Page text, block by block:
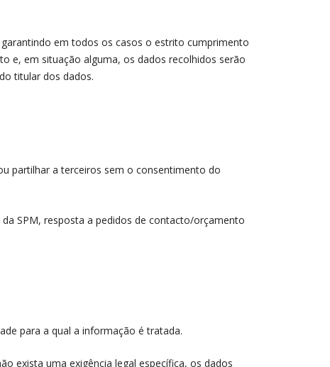
em todos os casos o estrito cumprimento
e, em situação alguma, os dados recolhidos serão
titular dos dados.
partilhar a terceiros sem o consentimento do
SPM, resposta a pedidos de contacto/orçamento
para a qual a informação é tratada.
exista uma exigência legal específica, os dados